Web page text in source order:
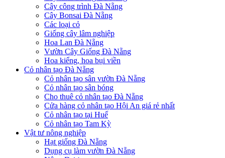
Cây công trình Đà Nẵng
Cây Bonsai Đà Nẵng
Các loại cỏ
Giống cây lâm nghiệp
Hoa Lan Đà Nẵng
Vườn Cây Giống Đà Nẵng
Hoa kiểng, hoa bụi viền
Cỏ nhân tạo Đà Nẵng
Cỏ nhân tạo sân vườn Đà Nẵng
Cỏ nhân tạo sân bóng
Cho thuê cỏ nhân tạo Đà Nẵng
Cửa hàng cỏ nhân tạo Hội An giá rẻ nhất
Cỏ nhân tạo tại Huế
Cỏ nhân tạo Tam Kỳ
Vật tư nông nghiệp
Hạt giống Đà Nẵng
Dụng cụ làm vườn Đà Nẵng